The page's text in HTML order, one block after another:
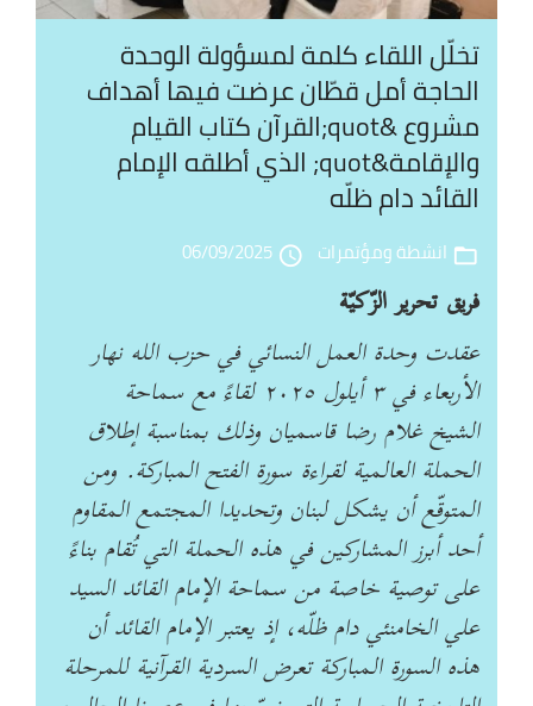
تخلّل اللقاء كلمة لمسؤولة الوحدة
الحاجة أمل قطّان عرضت فيها أهداف
مشروع &quot;القرآن كتاب القيام
والإقامة&quot; الذي أطلقه الإمام
القائد دام ظلّه
folder_open انشطة ومؤتمرات access_time
06/09/2025
فريق تحرير الزّكيّة
عقدت وحدة العمل النسائي في حزب الله نهار
الأربعاء في ٣ أيلول ٢٠٢٥ لقاءً مع سماحة
الشيخ غلام رضا قاسميان وذلك بمناسبة إطلاق
الحملة العالمية لقراءة سورة الفتح المباركة. ومن
المتوقّع أن يشكل لبنان وتحديدا المجتمع المقاوم
أحد أبرز المشاركين في هذه الحملة التي تُقام بناءً
على توصية خاصة من سماحة الإمام القائد السيد
علي الخامنئي دام ظلّه، إذ يعتبر الإمام القائد أن
هذه السورة المباركة تعرض السردية القرآنية للمرحلة